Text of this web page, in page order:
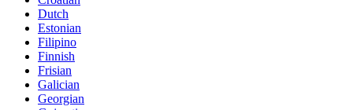
Dutch
Estonian
Filipino
Finnish
Frisian
Galician
Georgian